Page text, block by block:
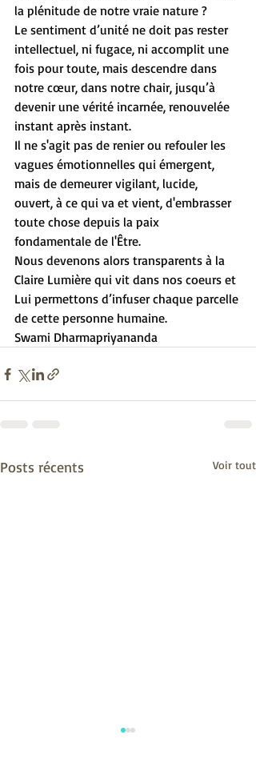
la plénitude de notre vraie nature ?
Le sentiment d’unité ne doit pas rester
intellectuel, ni fugace, ni accomplit une
fois pour toute, mais descendre dans
notre cœur, dans notre chair, jusqu’à
devenir une vérité incarnée, renouvelée
instant après instant.
Il ne s'agit pas de renier ou refouler les
vagues émotionnelles qui émergent,
mais de demeurer vigilant, lucide,
ouvert, à ce qui va et vient, d'embrasser
toute chose depuis la paix
fondamentale de l'Être.
Nous devenons alors transparents à la
Claire Lumière qui vit dans nos coeurs et
Lui permettons d’infuser chaque parcelle
de cette personne humaine.
Swami Dharmapriyananda
Posts récents Voir tout